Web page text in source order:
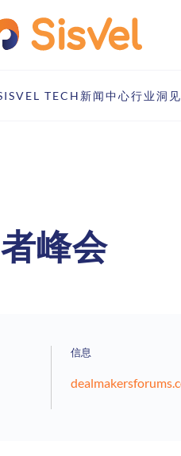
TECH 新闻中心行业洞见
峰会
信息